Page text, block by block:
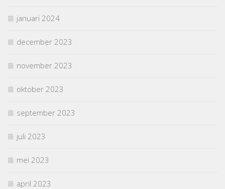
januari 2024
december 2023
november 2023
oktober 2023
september 2023
juli 2023
mei 2023
april 2023